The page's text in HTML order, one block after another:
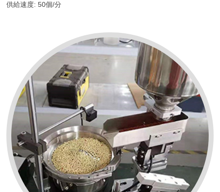
供給速度: 50個/分